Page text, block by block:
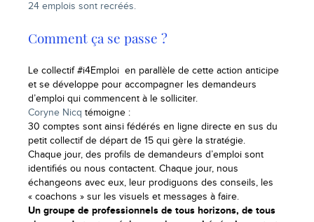
24 emplois sont recréés.
Comment ça se passe ?
Le collectif #i4Emploi en parallèle de cette action anticipe
et se développe pour accompagner les demandeurs
d’emploi qui commencent à le solliciter.
Coryne Nicq témoigne :
30 comptes sont ainsi fédérés en ligne directe en sus du
petit collectif de départ de 15 qui gère la stratégie.
Chaque jour, des profils de demandeurs d’emploi sont
identifiés ou nous contactent. Chaque jour, nous
échangeons avec eux, leur prodiguons des conseils, les
« coachons » sur les visuels et messages à faire.
Un groupe de professionnels de tous horizons, de tous